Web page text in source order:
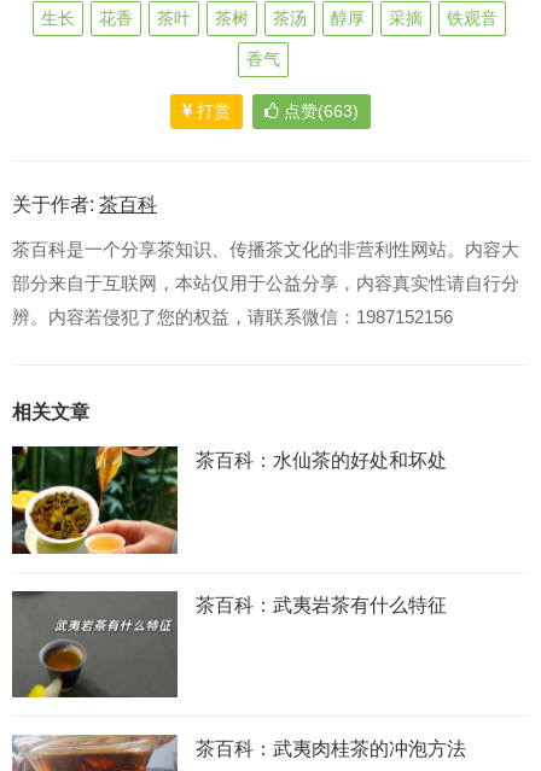
生长 花香 茶叶 茶树 茶汤 醇厚 采摘 铁观音
香气
打赏 点赞(663)
关于作者: 茶百科
茶百科是一个分享茶知识、传播茶文化的非营利性网站。内容大
部分来自于互联网，本站仅用于公益分享，内容真实性请自行分
辨。内容若侵犯了您的权益，请联系微信：1987152156
相关文章
茶百科：水仙茶的好处和坏处
茶百科：武夷岩茶有什么特征
茶百科：武夷肉桂茶的冲泡方法